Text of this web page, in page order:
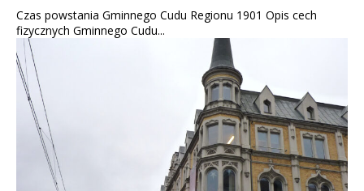
Czas powstania Gminnego Cudu Regionu 1901 Opis cech
fizycznych Gminnego Cudu...